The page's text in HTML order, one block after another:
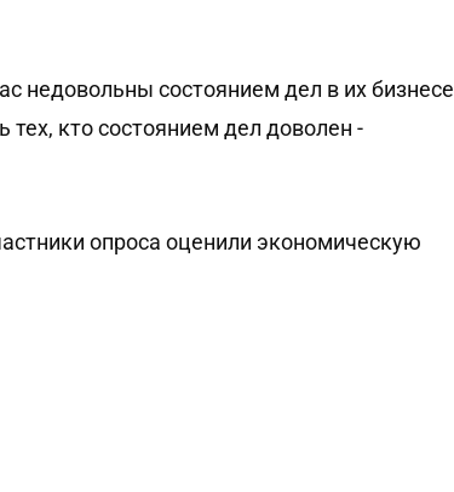
недовольны состоянием дел в их бизнесе
кто состоянием дел доволен -
опроса оценили экономическую